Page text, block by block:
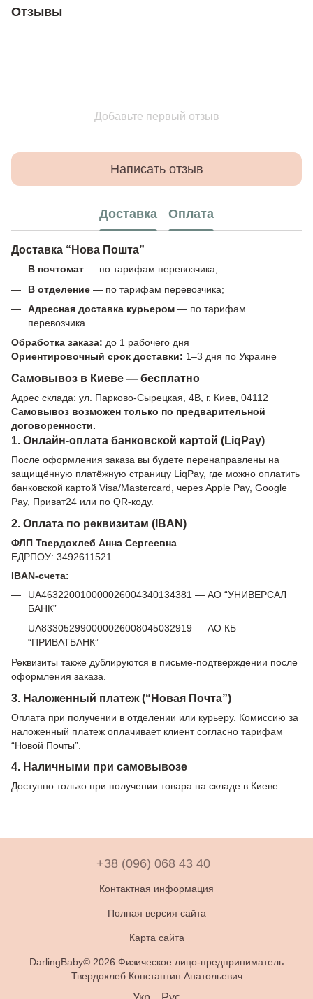
Отзывы
Добавьте первый отзыв
Написать отзыв
Доставка Оплата
Доставка “Нова Пошта”
В почтомат — по тарифам перевозчика;
В отделение — по тарифам перевозчика;
Адресная доставка курьером — по тарифам
перевозчика.
Обработка заказа: до 1 рабочего дня
Ориентировочный срок доставки: 1–3 дня по Украине
Самовывоз в Киеве — бесплатно
Адрес склада: ул. Парково-Сырецкая, 4В, г. Киев, 04112
Самовывоз возможен только по предварительной
договоренности.
1. Онлайн-оплата банковской картой (LiqPay)
После оформления заказа вы будете перенаправлены на
защищённую платёжную страницу LiqPay, где можно оплатить
банковской картой Visa/Mastercard, через Apple Pay, Google
Pay, Приват24 или по QR-коду.
2. Оплата по реквизитам (IBAN)
ФЛП Твердохлеб Анна Сергеевна
ЕДРПОУ: 3492611521
IBAN-счета:
UA463220010000026004340134381 — АО “УНИВЕРСАЛ
БАНК”
UA833052990000026008045032919 — АО КБ
“ПРИВАТБАНК”
Реквизиты также дублируются в письме-подтверждении после
оформления заказа.
3. Наложенный платеж (“Новая Почта”)
Оплата при получении в отделении или курьеру. Комиссию за
наложенный платеж оплачивает клиент согласно тарифам
“Новой Почты”.
4. Наличными при самовывозе
Доступно только при получении товара на складе в Киеве.
+38 (096) 068 43 40
Контактная информация
Полная версия сайта
Карта сайта
DarlingBaby© 2026 Физическое лицо-предприниматель
Твердохлеб Константин Анатольевич